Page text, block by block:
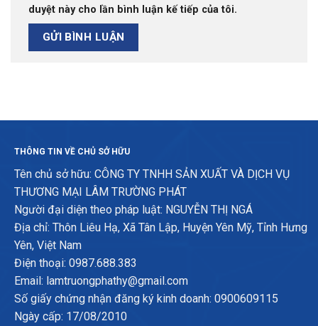
duyệt này cho lần bình luận kế tiếp của tôi.
THÔNG TIN VỀ CHỦ SỞ HỮU
Tên chủ sở hữu: CÔNG TY TNHH SẢN XUẤT VÀ DỊCH VỤ
THƯƠNG MẠI LÂM TRƯỜNG PHÁT
Người đại diện theo pháp luật: NGUYỄN THỊ NGÁ
Địa chỉ: Thôn Liêu Hạ, Xã Tân Lập, Huyện Yên Mỹ, Tỉnh Hưng
Yên, Việt Nam
Điện thoại: 0987.688.383
Email: lamtruongphathy@gmail.com
Số giấy chứng nhận đăng ký kinh doanh: 0900609115
Ngày cấp: 17/08/2010